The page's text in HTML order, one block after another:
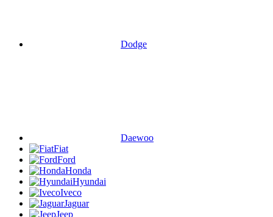
Dodge
Daewoo
Fiat
Ford
Honda
Hyundai
Iveco
Jaguar
Jeep